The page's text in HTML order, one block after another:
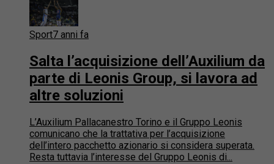
Sport7 anni fa
Salta l’acquisizione dell’Auxilium da
parte di Leonis Group, si lavora ad
altre soluzioni
L’Auxilium Pallacanestro Torino e il Gruppo Leonis
comunicano che la trattativa per l’acquisizione
dell’intero pacchetto azionario si considera superata.
Resta tuttavia l’interesse del Gruppo Leonis di...